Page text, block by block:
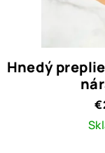
Hnedý